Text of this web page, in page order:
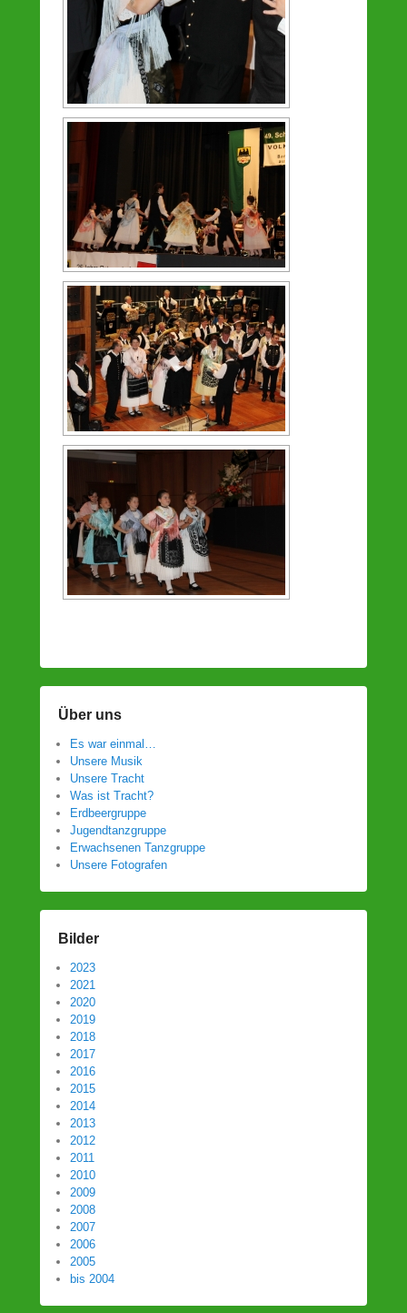
Über uns
Es war einmal…
Unsere Musik
Unsere Tracht
Was ist Tracht?
Erdbeergruppe
Jugendtanzgruppe
Erwachsenen Tanzgruppe
Unsere Fotografen
Bilder
2023
2021
2020
2019
2018
2017
2016
2015
2014
2013
2012
2011
2010
2009
2008
2007
2006
2005
bis 2004